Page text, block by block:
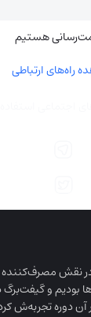
راه‌های ارتباطی
نقش مصرف‌کننده
بودیم و
دوره تجربه‌ش